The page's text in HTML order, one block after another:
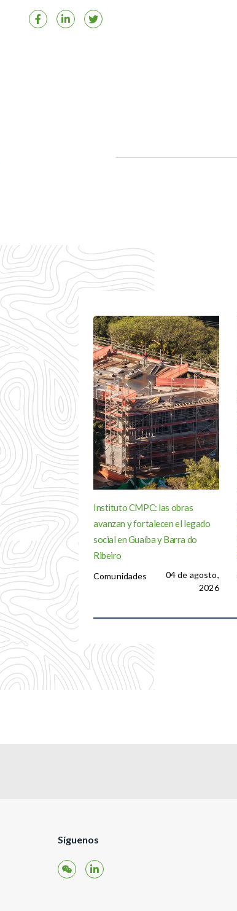
Instituto CMPC: las obras
avanzan y fortalecen el legado
social en Guaíba y Barra do
Ribeiro
Comunidades
04 de agosto,
2026
Síguenos